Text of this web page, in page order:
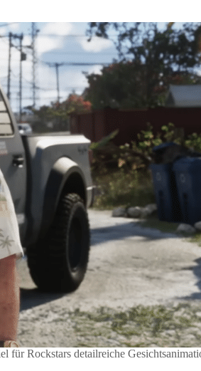
für Rockstars detailreiche